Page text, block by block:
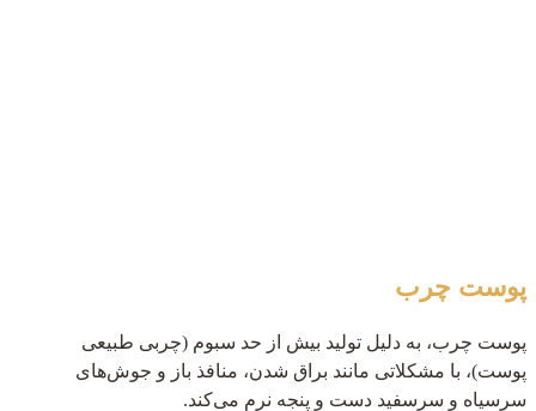
پوست چرب
پوست چرب، به دلیل تولید بیش از حد سبوم (چربی طبیعی
پوست)، با مشکلاتی مانند براق شدن، منافذ باز و جوش‌های
سرسیاه و سرسفید دست و پنجه نرم می‌کند.